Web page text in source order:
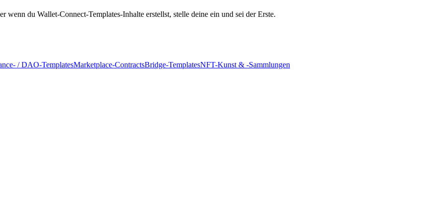
du Wallet-Connect-Templates-Inhalte erstellst, stelle deine ein und sei der Erste.
/ DAO-TemplatesMarketplace-ContractsBridge-TemplatesNFT-Kunst & -Sammlungen